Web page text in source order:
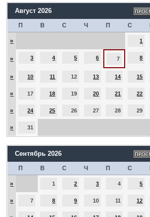
Август 2026
П В С Ч П С
» 1
» 3 4 5 6 7 8
» 10 11 12 13 14 15
» 17 18 19 20 21 22
» 24 25 26 27 28 29
» 31
Сентябрь 2026
П В С Ч П С
» 1 2 3 4 5
» 7 8 9 10 11 12